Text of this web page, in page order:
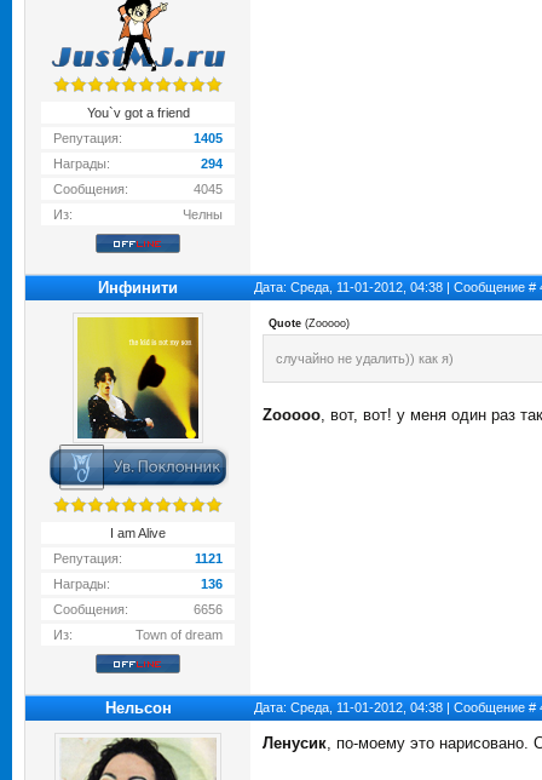
You`v got a friend
Репутация:
1405
Награды:
294
Сообщения:
4045
Из:
Челны
Инфинити Дата: Среда, 11-01-2012, 04:38 | Сообщение #
I am Alive
Репутация:
1121
Награды:
136
Сообщения:
6656
Из:
Town of dream
Quote (Zooooo)
случайно не удалить)) как я)
Zooooo, вот, вот! у меня один раз
Нельсон Дата: Среда, 11-01-2012, 04:38 | Сообщение #
Ленусик, по-моему это нарисовано.